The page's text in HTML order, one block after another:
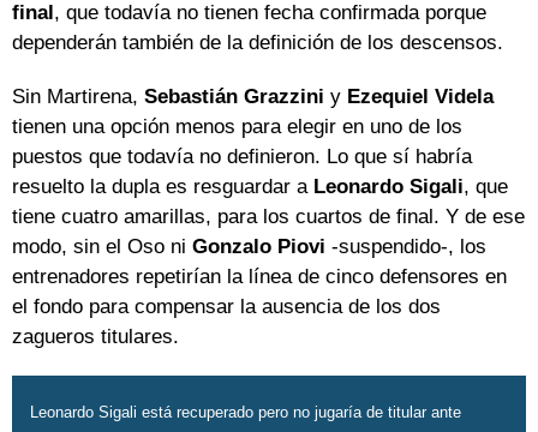
final , que todavía no tienen fecha confirmada porque
dependerán también de la definición de los descensos.
Sin Martirena, Sebastián Grazzini y Ezequiel Videla
tienen una opción menos para elegir en uno de los
puestos que todavía no definieron. Lo que sí habría
resuelto la dupla es resguardar a Leonardo Sigali, que
tiene cuatro amarillas, para los cuartos de final. Y de ese
modo, sin el Oso ni Gonzalo Piovi -suspendido-, los
entrenadores repetirían la línea de cinco defensores en
el fondo para compensar la ausencia de los dos
zagueros titulares.
Leonardo Sigali está recuperado pero no jugaría de titular ante